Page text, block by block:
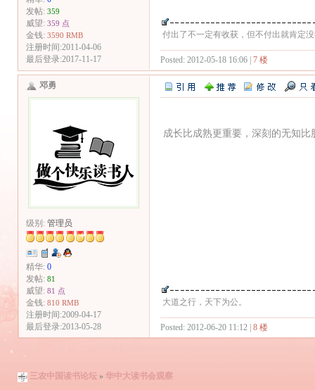
发帖: 359
威望: 359 点
金钱: 3590 RMB
注册时间:2011-04-06
最后登录:2017-11-17
付出了不一定有收获，但不付出就肯定
Posted: 2012-05-18 16:06 | 7 楼
邓勇
级别: 管理员
精华: 0
发帖: 81
威望: 81 点
金钱: 810 RMB
注册时间:2009-04-17
最后登录:2013-05-28
成长比成熟更重要，深刻的无知
大道之行，天下为公。
Posted: 2012-06-20 11:12 | 8 楼
三农中国读书论坛 » 华中大读书会观察